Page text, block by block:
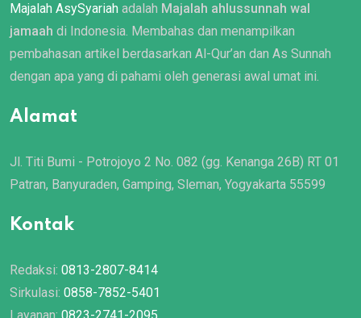
Majalah AsySyariah adalah Majalah ahlussunnah wal
jamaah di Indonesia. Membahas dan menampilkan
pembahasan artikel berdasarkan Al-Qur’an dan As Sunnah
dengan apa yang di pahami oleh generasi awal umat ini.
Alamat
Jl. Titi Bumi - Potrojoyo 2 No. 082 (gg. Kenanga 26B) RT 01
Patran, Banyuraden, Gamping, Sleman, Yogyakarta 55599
Kontak
Redaksi: 0813-2807-8414
Sirkulasi: 0858-7852-5401